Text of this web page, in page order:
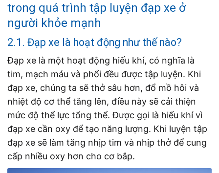
trong quá trình tập luyện đạp xe ở
người khỏe mạnh
2.1. Đạp xe là hoạt động như thế nào?
Đạp xe là một hoạt động hiếu khí, có nghĩa là
tim, mạch máu và phổi đều được tập luyện. Khi
đạp xe, chúng ta sẽ thở sâu hơn, đổ mồ hôi và
nhiệt độ cơ thể tăng lên, điều này sẽ cải thiện
mức độ thể lực tổng thể. Được gọi là hiếu khí vì
đạp xe cần oxy để tạo năng lượng. Khi luyện tập
đạp xe sẽ làm tăng nhịp tim và nhịp thở để cung
cấp nhiều oxy hơn cho cơ bắp.